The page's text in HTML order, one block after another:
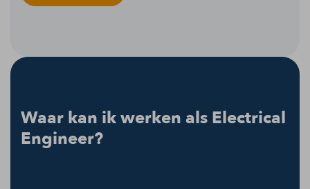
Waar kan ik werken als Electrical
Engineer?